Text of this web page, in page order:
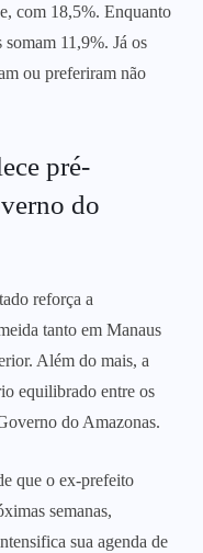
com 18,5%. Enquanto
11,9%. Já os
ou preferiram não
pré-
do
reforça a
tanto em Manaus
Além do mais, a
equilibrado entre os
do Amazonas.
que o ex-prefeito
semanas,
sua agenda de